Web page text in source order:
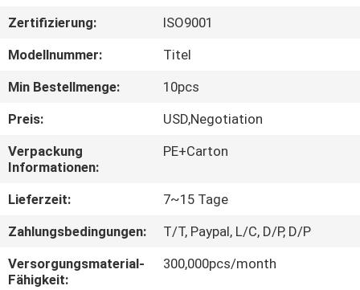
AUSFLUG
QUALITÄTSKONTROLLE
TRETEN
SIE
MIT
UNS
VERBINDUNG
Zertifizierung:
ISO9001
Modellnummer:
Titel
Min Bestellmenge:
10pcs
Preis:
USD,Negotiation
Verpackung
Informationen:
PE+Carton
Lieferzeit:
7~15 Tage
Zahlungsbedingungen:
T/T, Paypal, L/C, D/P, D/P
Versorgungsmaterial-
Fähigkeit:
300,000pcs/month